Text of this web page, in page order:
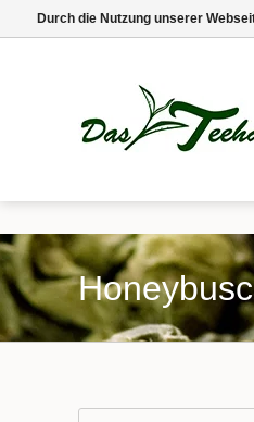
Durch die Nutzung unserer